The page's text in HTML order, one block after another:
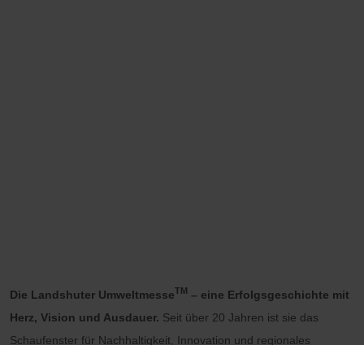
Die Landshuter UmweltmesseTM – eine Erfolgsgeschichte mit
Herz, Vision und Ausdauer. Seit über 20 Jahren ist sie das
Schaufenster für Nachhaltigkeit, Innovation und regionales